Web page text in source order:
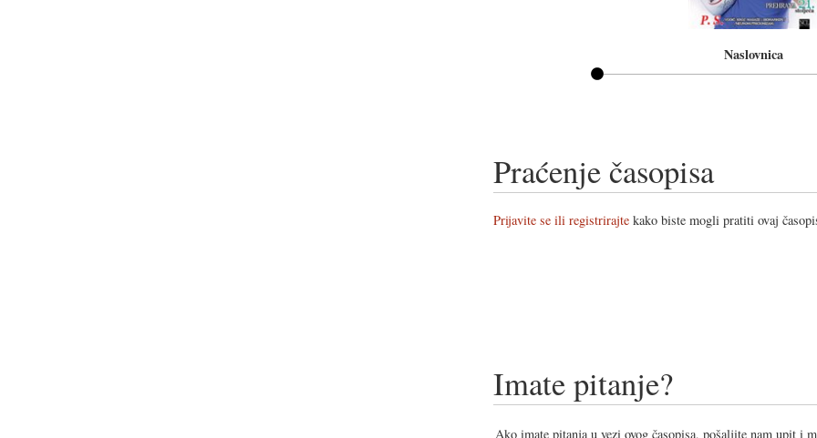
Naslovnica
Praćenje časopisa
Prijavite se ili registrirajte kako biste mogli pratiti ovaj
Imate pitanje?
Ako imate pitanja u vezi ovog časopisa, pošaljite nam upit i